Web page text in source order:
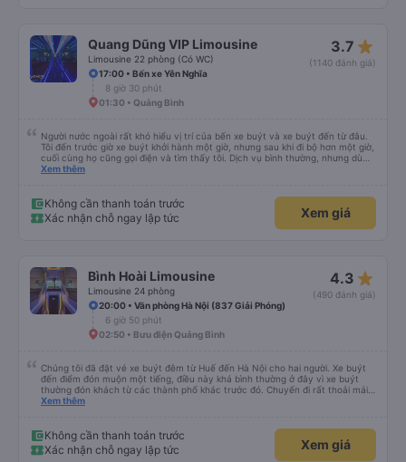
Quang Dũng VIP Limousine
Limousine 22 phòng (Có WC)
3.7 star_rate
(1140 đánh giá)
17:00 • Bến xe Yên Nghĩa
8 giờ 30 phút
01:30 • Quảng Bình
Người nước ngoài rất khó hiểu vị trí của bến xe buýt và xe buýt đến từ đâu.
Tôi đến trước giờ xe buýt khởi hành một giờ, nhưng sau khi đi bộ hơn một giờ,
cuối cùng họ cũng gọi điện và tìm thấy tôi. Dịch vụ bình thường, nhưng dù
sao thì tôi ngủ ngon hơn ở khách sạn vì tôi rất thoải mái. Sẽ tuyệt hơn nếu
Xem thêm
Không cần thanh toán trước
Xác nhận chỗ ngay lập tức
Xem giá
Bình Hoài Limousine
Limousine 24 phòng
4.3 star_rate
(490 đánh giá)
20:00 • Văn phòng Hà Nội (837 Giải Phóng)
6 giờ 50 phút
02:50 • Bưu điện Quảng Bình
Chúng tôi đã đặt vé xe buýt đêm từ Huế đến Hà Nội cho hai người. Xe buýt
đến điểm đón muộn một tiếng, điều này khá bình thường ở đây vì xe buýt
thường đón khách từ các thành phố khác trước đó. Chuyến đi rất thoải mái,
ghế nằm êm ái, và ngay cả người cao 1,80 m như tôi vẫn ngủ ngon. Sau khi
rắc rối như vậy, nhưng thật tốt khi thấy công ty xe buýt quan tâm đến
khách hàng của mình. Chúng tôi chắc chắn sẽ đi xe của họ lần nữa.
Xem thêm
Không cần thanh toán trước
Xác nhận chỗ ngay lập tức
Xem giá